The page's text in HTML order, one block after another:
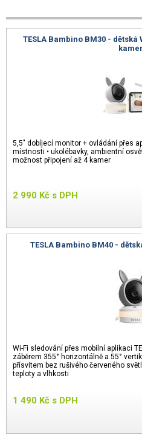
TESLA Bambino BM30 -
5,5" dobíjecí monitor + ovládání přes
místnosti • ukolébavky, ambientní
možnost připojení až 4 kamer
2 990 Kč s DPH
TESLA Bambino BM40 -
Wi-Fi sledování přes mobilní aplikaci
záběrem 355° horizontálně a 55°
přísvitem bez rušivého červeného
teploty a vlhkosti
1 490 Kč s DPH